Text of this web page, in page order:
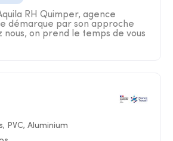
RH Quimper, agence
démarque par son approche
nous, on prend le temps de vous
PVC, Aluminium